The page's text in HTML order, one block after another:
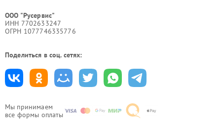
Мы принимаем
все формы оплаты
ООО "Русервис"
ИНН 7702633247
ОГРН 1077746335776
Поделиться в соц. сетях: